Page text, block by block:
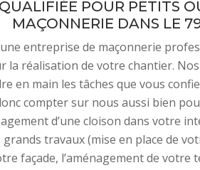
POUR PETITS
MAÇONNERIE DANS LE
entreprise de maçonnerie
la réalisation de votre chantier.
en main les tâches que vous
compter sur nous aussi bien
d’une cloison dans votre
travaux (mise en place de
façade, l’aménagement de votre